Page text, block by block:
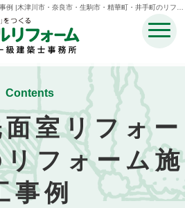
例 |木津川市・奈良市・生駒市・精華町・井手町のリフォ
フォーム
Contents
室リフォー
リフォーム施
事例